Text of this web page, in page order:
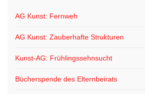
AG Kunst: Fernweh
AG Kunst: Zauberhafte Strukturen
Kunst-AG: Frühlingssehnsucht
Bücherspende des Elternbeirats